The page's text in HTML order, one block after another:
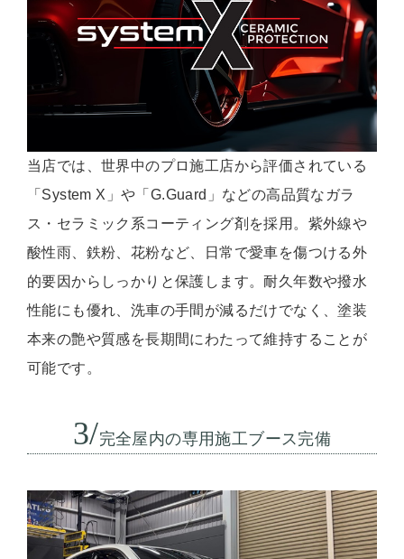
当店では、世界中のプロ施工店から評価されている
「System X」や「G.Guard」などの高品質なガラ
ス・セラミック系コーティング剤を採用。紫外線や
酸性雨、鉄粉、花粉など、日常で愛車を傷つける外
的要因からしっかりと保護します。耐久年数や撥水
性能にも優れ、洗車の手間が減るだけでなく、塗装
本来の艶や質感を長期間にわたって維持することが
可能です。
3/完全屋内の専用施工ブース完備